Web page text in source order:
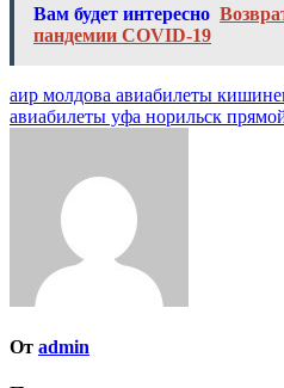
Вам будет интересно
пандемии COVID-19
Навигация
по
аир молдова авиабилеты
авиабилеты уфа норильск
От admin